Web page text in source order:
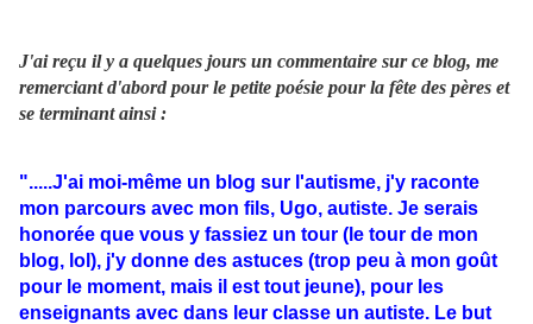
J'ai reçu il y a quelques jours un commentaire sur ce blog, me
remerciant d'abord pour le petite poésie pour la fête des pères et
se terminant ainsi :
".....J'ai moi-même un blog sur l'autisme, j'y raconte
mon parcours avec mon fils, Ugo, autiste. Je serais
honorée que vous y fassiez un tour (le tour de mon
blog, lol), j'y donne des astuces (trop peu à mon goût
pour le moment, mais il est tout jeune), pour les
enseignants avec dans leur classe un autiste. Le but